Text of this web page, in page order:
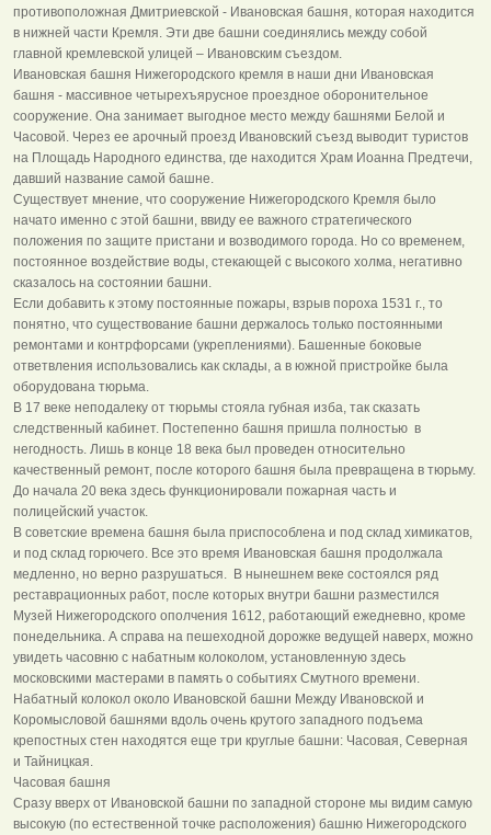
противоположная Дмитриевской - Ивановская башня, которая находится
в нижней части Кремля. Эти две башни соединялись между собой
главной кремлевской улицей – Ивановским съездом.
Ивановская башня Нижегородского кремля в наши дни Ивановская
башня - массивное четырехъярусное проездное оборонительное
сооружение. Она занимает выгодное место между башнями Белой и
Часовой. Через ее арочный проезд Ивановский съезд выводит туристов
на Площадь Народного единства, где находится Храм Иоанна Предтечи,
давший название самой башне.
Существует мнение, что сооружение Нижегородского Кремля было
начато именно с этой башни, ввиду ее важного стратегического
положения по защите пристани и возводимого города. Но со временем,
постоянное воздействие воды, стекающей с высокого холма, негативно
сказалось на состоянии башни.
Если добавить к этому постоянные пожары, взрыв пороха 1531 г., то
понятно, что существование башни держалось только постоянными
ремонтами и контрфорсами (укреплениями). Башенные боковые
ответвления использовались как склады, а в южной пристройке была
оборудована тюрьма.
В 17 веке неподалеку от тюрьмы стояла губная изба, так сказать
следственный кабинет. Постепенно башня пришла полностью в
негодность. Лишь в конце 18 века был проведен относительно
качественный ремонт, после которого башня была превращена в тюрьму.
До начала 20 века здесь функционировали пожарная часть и
полицейский участок.
В советские времена башня была приспособлена и под склад химикатов,
и под склад горючего. Все это время Ивановская башня продолжала
медленно, но верно разрушаться. В нынешнем веке состоялся ряд
реставрационных работ, после которых внутри башни разместился
Музей Нижегородского ополчения 1612, работающий ежедневно, кроме
понедельника. А справа на пешеходной дорожке ведущей наверх, можно
увидеть часовню с набатным колоколом, установленную здесь
московскими мастерами в память о событиях Смутного времени.
Набатный колокол около Ивановской башни Между Ивановской и
Коромысловой башнями вдоль очень крутого западного подъема
крепостных стен находятся еще три круглые башни: Часовая, Северная
и Тайницкая.
Часовая башня
Сразу вверх от Ивановской башни по западной стороне мы видим самую
высокую (по естественной точке расположения) башню Нижегородского